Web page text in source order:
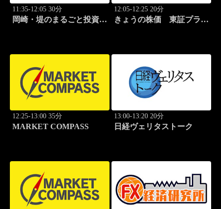
11:35-12:05 30分
岡崎・堤のまるごと投資道
12:05-12:25 20分
きょうの株価 東証プライ
12:25-13:00 35分
MARKET COMPASS
13:00-13:20 20分
日経ヴェリタストーク